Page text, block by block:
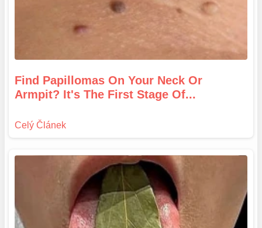
Find Papillomas On Your Neck Or
Armpit? It's The First Stage Of...